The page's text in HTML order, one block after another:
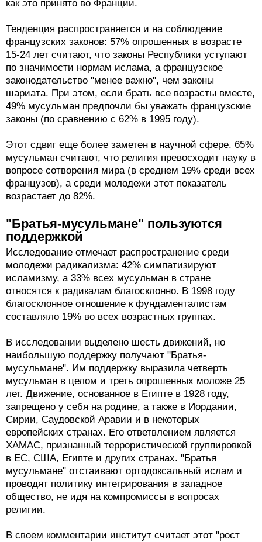
как это принято во Франции.
Тенденция распространяется и на соблюдение
французских законов: 57% опрошенных в возрасте
15-24 лет считают, что законы Республики уступают
по значимости нормам ислама, а французское
законодательство "менее важно", чем законы
шариата. При этом, если брать все возрасты вместе,
49% мусульман предпочли бы уважать французские
законы (по сравнению с 62% в 1995 году).
Этот сдвиг еще более заметен в научной сфере. 65%
мусульман считают, что религия превосходит науку в
вопросе сотворения мира (в среднем 19% среди всех
французов), а среди молодежи этот показатель
возрастает до 82%.
"Братья-мусульмане" пользуются
поддержкой
Исследование отмечает распространение среди
молодежи радикализма: 42% симпатизируют
исламизму, а 33% всех мусульман в стране
относятся к радикалам благосклонно. В 1998 году
благосклонное отношение к фундаменталистам
составляло 19% во всех возрастных группах.
В исследовании выделено шесть движений, но
наибольшую поддержку получают "Братья-
мусульмане". Им поддержку выразила четверть
мусульман в целом и треть опрошенных моложе 25
лет. Движение, основанное в Египте в 1928 году,
запрещено у себя на родине, а также в Иордании,
Сирии, Саудовской Аравии и в некоторых
европейских странах. Его ответвлением является
ХАМАС, признанный террористической группировкой
в ЕС, США, Египте и других странах. "Братья
мусульмане" отстаивают ортодоксальный ислам и
проводят политику интегрирования в западное
общество, не идя на компромиссы в вопросах
религии.
В своем комментарии институт считает этот "рост